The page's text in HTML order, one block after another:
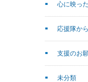
心に映っ
応援隊か
支援のお
未分類